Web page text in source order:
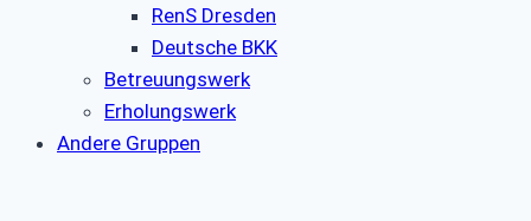
RenS Dresden
Deutsche BKK
Betreuungswerk
Erholungswerk
Andere Gruppen